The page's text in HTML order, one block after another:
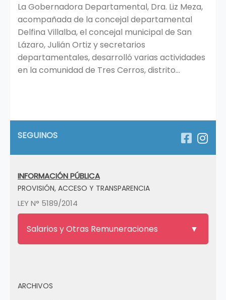
La Gobernadora Departamental, Dra. Liz Meza,
acompañada de la concejal departamental
Delfina Villalba, el concejal municipal de San
Lázaro, Julián Ortiz y secretarios
departamentales, desarrolló varias actividades
en la comunidad de Tres Cerros, distrito...
SEGUINOS
INFORMACIÓN PÚBLICA
PROVISIÓN, ACCESO Y TRANSPARENCIA
LEY N° 5189/2014
Salarios y Otras Remuneraciones
ARCHIVOS